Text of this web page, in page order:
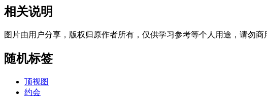
相关说明
图片由用户分享，版权归原作者所有，仅供学习参考等个人用途，请勿
随机标签
顶视图
约会